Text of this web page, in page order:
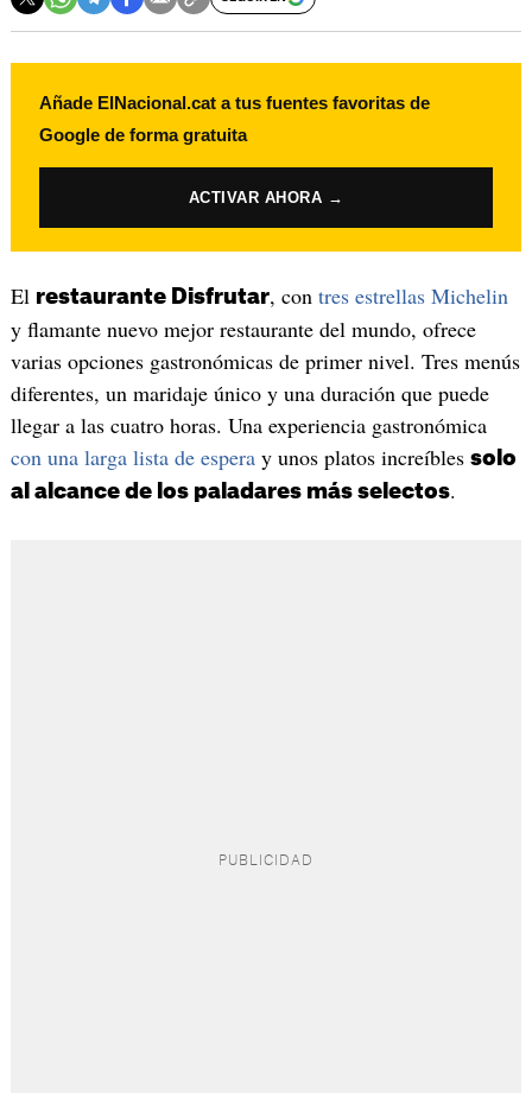
Añade ElNacional.cat a tus fuentes favoritas de
Google de forma gratuita
ACTIVAR AHORA →
El restaurante Disfrutar, con tres estrellas Michelin
y flamante nuevo mejor restaurante del mundo, ofrece
varias opciones gastronómicas de primer nivel. Tres menús
diferentes, un maridaje único y una duración que puede
llegar a las cuatro horas. Una experiencia gastronómica
con una larga lista de esperay unos platos increíbles solo
al alcance de los paladares más selectos.